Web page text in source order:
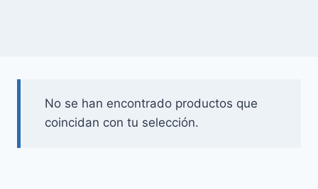
No se han encontrado productos que
coincidan con tu selección.